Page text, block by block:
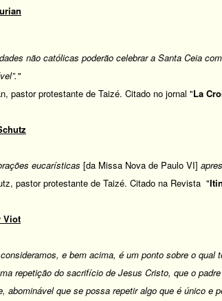
não católicas poderão celebrar a Santa Ceia
pastor protestante de Taizé. Citado no jornal "La
eucarísticas [da Missa Nova de Paulo VI]
pastor protestante de Taizé. Citado na Revista "
Viot
e bem acima, é um ponto sobre o
repetição do sacrifício de Jesus Cristo, que o
abominável que se possa repetir algo que é único e